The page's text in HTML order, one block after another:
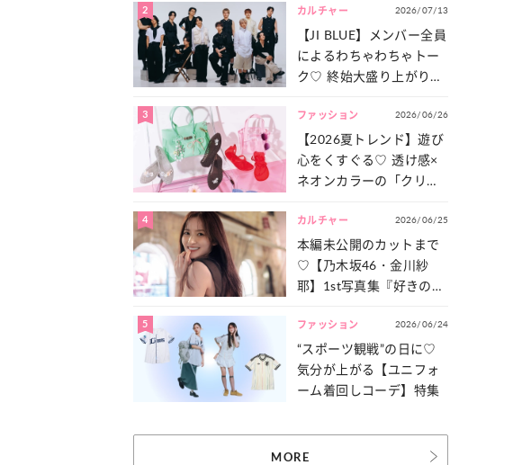
は？
2 カルチャー 2026/07/13
【JI BLUE】メンバー全員
によるわちゃわちゃトー
ク♡ 終始大盛り上がりだ
一気見せ！
3 ファッション 2026/06/26
【2026夏トレンド】遊び
心をくすぐる♡ 透け感×
ネオンカラーの「クリア
4 カルチャー 2026/06/25
本編未公開のカットまで
♡【乃木坂46・金川紗
耶】1st写真集『好きのグ
たっぷりとお届け！
5 ファッション 2026/06/24
“スポーツ観戦”の日に♡
気分が上がる【ユニフォ
ーム着回しコーデ】特集
MORE